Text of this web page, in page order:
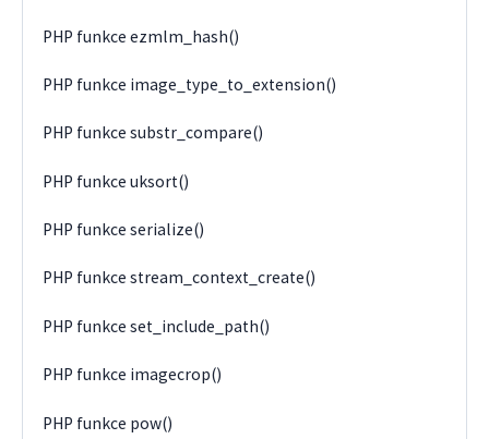
PHP funkce ezmlm_hash()
PHP funkce image_type_to_extension()
PHP funkce substr_compare()
PHP funkce uksort()
PHP funkce serialize()
PHP funkce stream_context_create()
PHP funkce set_include_path()
PHP funkce imagecrop()
PHP funkce pow()